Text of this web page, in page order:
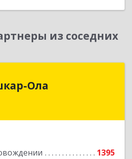
из соседних
Ола
1395
Йошкар-Ола г, Волкова